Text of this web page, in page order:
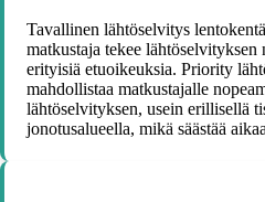
Tavallinen lähtöselvitys
matkustaja tekee
erityisiä etuoikeuksia. Priority
mahdollistaa matkustajalle
lähtöselvityksen, usein erillisellä
jonotusalueella, mikä säästää